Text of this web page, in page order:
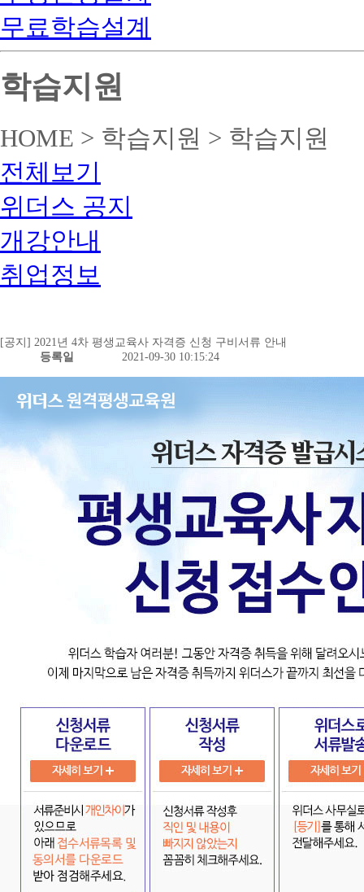
무료학습설계
학습지원
HOME > 학습지원 > 학습지원
전체보기
위더스 공지
개강안내
취업정보
[공지] 2021년 4차 평생교육사 자격증 신청 구비서류 안내
등록일
2021-09-30 10:15:24